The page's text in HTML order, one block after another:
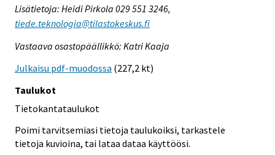
Lisätietoja: Heidi Pirkola 029 551 3246,
tiede.teknologia@tilastokeskus.fi
Vastaava osastopäällikkö: Katri Kaaja
Julkaisu pdf-muodossa (227,2 kt)
Taulukot
Tietokantataulukot
Poimi tarvitsemiasi tietoja taulukoiksi, tarkastele
tietoja kuvioina, tai lataa dataa käyttöösi.